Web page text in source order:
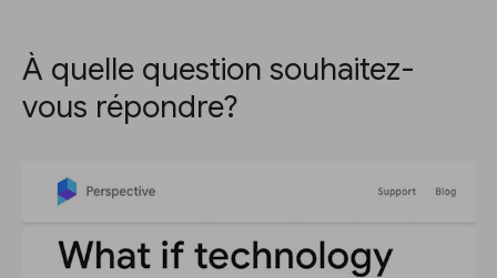
À quelle question souhaitez-
vous répondre?